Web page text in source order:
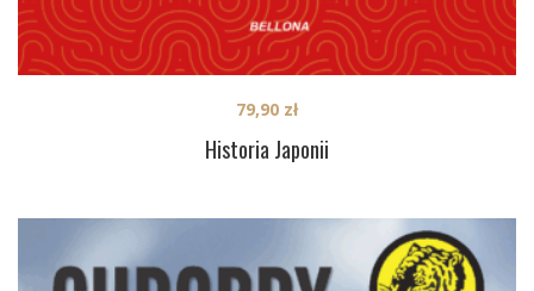
Historia Japonii
79,90 zł